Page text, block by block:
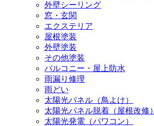
外壁シーリング
窓・玄関
エクステリア
屋根塗装
外壁塗装
その他塗装
バルコニー・屋上防水
雨漏り修理
雨どい
太陽光パネル（鳥よけ）
太陽光パネル脱着（屋根改修）
太陽光発電（パワコン）